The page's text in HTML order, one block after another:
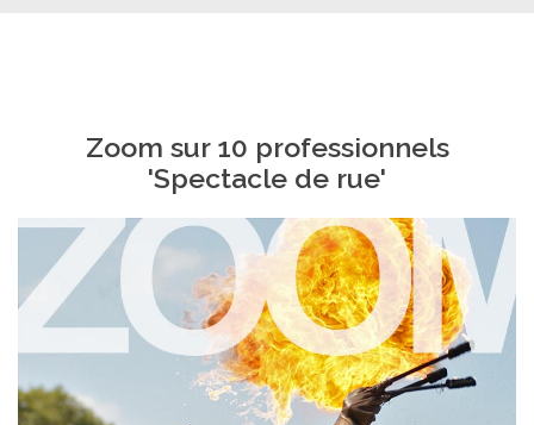
Zoom sur 10 professionnels
'Spectacle de rue'